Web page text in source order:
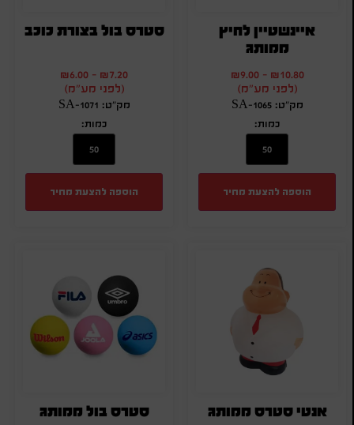
איינשטיין לחיץ
ממותג
₪10.80
-
₪9.00
(לפני מע"מ)
מק"ט: SA-1065
כמות:
הוספה להצעת מחיר
סטרס בול בצורת כוכב
₪7.20
-
₪6.00
(לפני מע"מ)
מק"ט: SA-1071
כמות:
הוספה להצעת מחיר
אנטי סטרס ממותג סטרס בול ממותג